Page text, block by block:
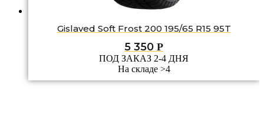
Gislaved Soft Frost 200 195/65 R15 95T
5 350 Р
ПОД ЗАКАЗ 2-4 ДНЯ
На складе >4